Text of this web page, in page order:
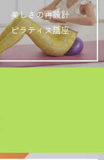
美しさの再設計
ピラティス講座